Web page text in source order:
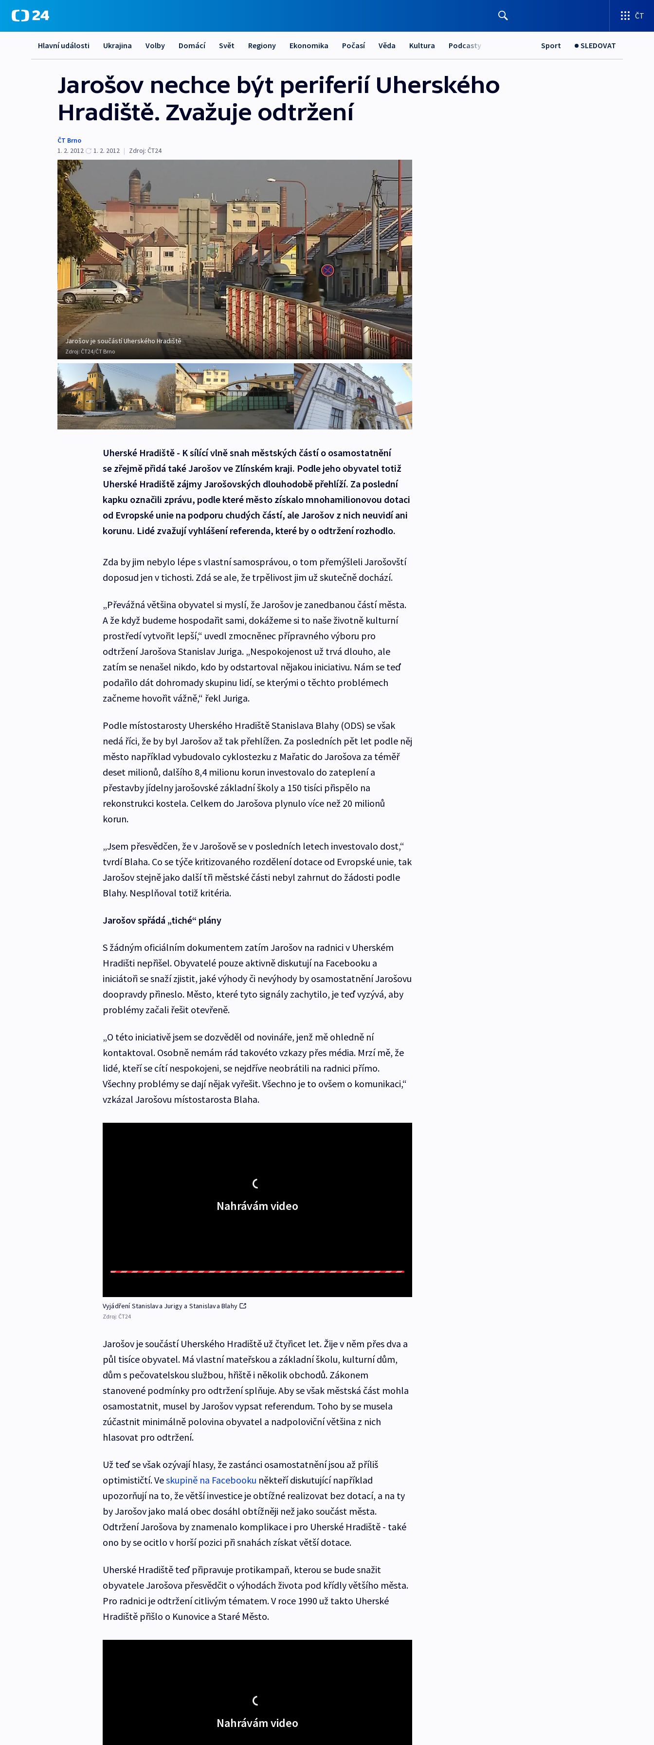
ČT
Hlavní události Ukrajina Volby Domácí Svět Regiony Ekonomika Počasí Věda Kultura Podcasty Sport SLEDOVAT
Jarošov nechce být periferií Uherského
Hradiště. Zvažuje odtržení
ČT Brno
1. 2. 2012
1. 2. 2012 | Zdroj: ČT24
Jarošov je součástí Uherského Hradiště
Zdroj: ČT24/ČT Brno
Uherské Hradiště - K sílící vlně snah městských částí o osamostatnění
se zřejmě přidá také Jarošov ve Zlínském kraji. Podle jeho obyvatel totiž
Uherské Hradiště zájmy Jarošovských dlouhodobě přehlíží. Za poslední
kapku označili zprávu, podle které město získalo mnohamilionovou dotaci
od Evropské unie na podporu chudých částí, ale Jarošov z nich neuvidí ani
korunu. Lidé zvažují vyhlášení referenda, které by o odtržení rozhodlo.
Zda by jim nebylo lépe s vlastní samosprávou, o tom přemýšleli Jarošovští
doposud jen v tichosti. Zdá se ale, že trpělivost jim už skutečně dochází.
„Převážná většina obyvatel si myslí, že Jarošov je zanedbanou částí města.
A že když budeme hospodařit sami, dokážeme si to naše životně kulturní
prostředí vytvořit lepší,“ uvedl zmocněnec přípravného výboru pro
odtržení Jarošova Stanislav Juriga. „Nespokojenost už trvá dlouho, ale
zatím se nenašel nikdo, kdo by odstartoval nějakou iniciativu. Nám se teď
podařilo dát dohromady skupinu lidí, se kterými o těchto problémech
začneme hovořit vážně,“ řekl Juriga.
Podle místostarosty Uherského Hradiště Stanislava Blahy (ODS) se však
nedá říci, že by byl Jarošov až tak přehlížen. Za posledních pět let podle něj
město například vybudovalo cyklostezku z Mařatic do Jarošova za téměř
deset milionů, dalšího 8,4 milionu korun investovalo do zateplení a
přestavby jídelny jarošovské základní školy a 150 tisíci přispělo na
rekonstrukci kostela. Celkem do Jarošova plynulo více než 20 milionů
korun.
„Jsem přesvědčen, že v Jarošově se v posledních letech investovalo dost,“
tvrdí Blaha. Co se týče kritizovaného rozdělení dotace od Evropské unie, tak
Jarošov stejně jako další tři městské části nebyl zahrnut do žádosti podle
Blahy. Nesplňoval totiž kritéria.
Jarošov spřádá „tiché“ plány
S žádným oficiálním dokumentem zatím Jarošov na radnici v Uherském
Hradišti nepřišel. Obyvatelé pouze aktivně diskutují na Facebooku a
iniciátoři se snaží zjistit, jaké výhody či nevýhody by osamostatnění Jarošovu
doopravdy přineslo. Město, které tyto signály zachytilo, je teď vyzývá, aby
problémy začali řešit otevřeně.
„O této iniciativě jsem se dozvěděl od novináře, jenž mě ohledně ní
kontaktoval. Osobně nemám rád takovéto vzkazy přes média. Mrzí mě, že
lidé, kteří se cítí nespokojeni, se nejdříve neobrátili na radnici přímo.
Všechny problémy se dají nějak vyřešit. Všechno je to ovšem o komunikaci,“
vzkázal Jarošovu místostarosta Blaha.
Nahrávám video
Vyjádření Stanislava Jurigy a Stanislava Blahy
Zdroj: ČT24
Jarošov je součástí Uherského Hradiště už čtyřicet let. Žije v něm přes dva a
půl tisíce obyvatel. Má vlastní mateřskou a základní školu, kulturní dům,
dům s pečovatelskou službou, hřiště i několik obchodů. Zákonem
stanovené podmínky pro odtržení splňuje. Aby se však městská část mohla
osamostatnit, musel by Jarošov vypsat referendum. Toho by se musela
zúčastnit minimálně polovina obyvatel a nadpoloviční většina z nich
hlasovat pro odtržení.
Už teď se však ozývají hlasy, že zastánci osamostatnění jsou až příliš
optimističtí. Veskupině na Facebooku někteří diskutující například
upozorňují na to, že větší investice je obtížné realizovat bez dotací, a na ty
by Jarošov jako malá obec dosáhl obtížněji než jako součást města.
Odtržení Jarošova by znamenalo komplikace i pro Uherské Hradiště - také
ono by se ocitlo v horší pozici při snahách získat větší dotace.
Uherské Hradiště teď připravuje protikampaň, kterou se bude snažit
obyvatele Jarošova přesvědčit o výhodách života pod křídly většího města.
Pro radnici je odtržení citlivým tématem. V roce 1990 už takto Uherské
Hradiště přišlo o Kunovice a Staré Město.
Nahrávám video